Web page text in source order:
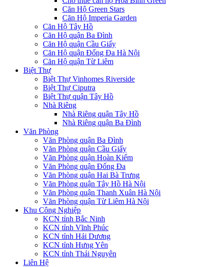
Căn Hộ Green Stars
Căn Hộ Imperia Garden
Căn Hộ Tây Hồ
Căn Hộ quận Ba Đình
Căn Hộ quận Cầu Giấy
Căn Hộ quận Đống Đa Hà Nội
Căn Hộ quận Từ Liêm
Biệt Thự
Biệt Thự Vinhomes Riverside
Biệt Thự Ciputra
Biệt Thự quận Tây Hồ
Nhà Riêng
Nhà Riêng quận Tây Hồ
Nhà Riêng quận Ba Đình
Văn Phòng
Văn Phòng quận Ba Đình
Văn Phòng quận Cầu Giấy
Văn Phòng quận Hoàn Kiếm
Văn Phòng quận Đống Đa
Văn Phòng quận Hai Bà Trưng
Văn Phòng quận Tây Hồ Hà Nội
Văn Phòng quận Thanh Xuân Hà Nội
Văn Phòng quận Từ Liêm Hà Nội
Khu Công Nghiệp
KCN tỉnh Bắc Ninh
KCN tỉnh Vĩnh Phúc
KCN tỉnh Hải Dương
KCN tỉnh Hưng Yên
KCN tỉnh Thái Nguyên
Liên Hệ